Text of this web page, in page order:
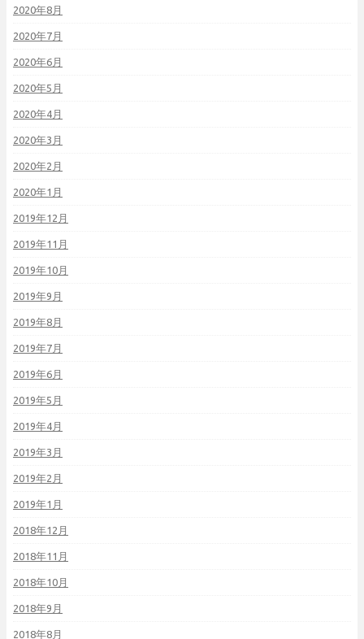
2020年8月
2020年7月
2020年6月
2020年5月
2020年4月
2020年3月
2020年2月
2020年1月
2019年12月
2019年11月
2019年10月
2019年9月
2019年8月
2019年7月
2019年6月
2019年5月
2019年4月
2019年3月
2019年2月
2019年1月
2018年12月
2018年11月
2018年10月
2018年9月
2018年8月